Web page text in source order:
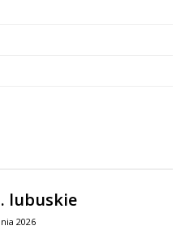
lubuskie
2026